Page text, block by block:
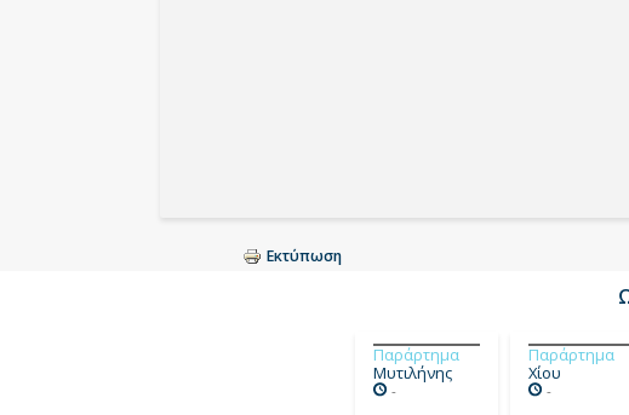
Εκτύπωση
Παράρτημα
Μυτιλήνης
-
Παράρτημα
Χίου
-